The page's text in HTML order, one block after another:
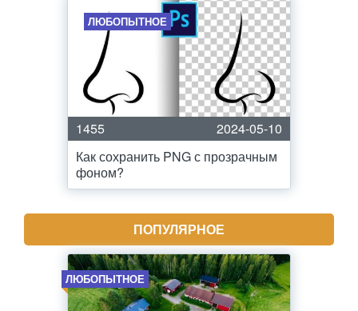
ЛЮБОПЫТНОЕ
1455
2024-05-10
Как сохранить PNG с прозрачным
фоном?
ПОПУЛЯРНОЕ
ЛЮБОПЫТНОЕ